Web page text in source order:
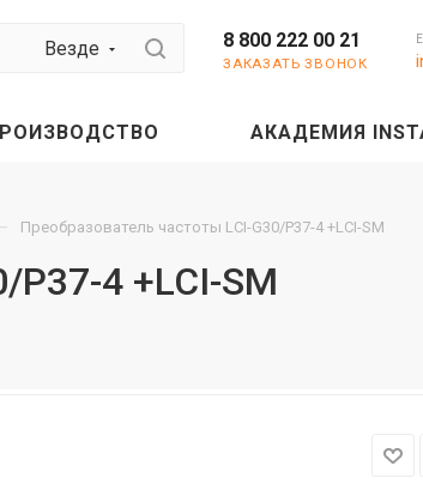
Везде 8 800 222 00 21
ЗАКАЗАТЬ ЗВОНОК
АКАДЕМИЯ
Преобразователь частоты LCI-G30/P37-4 +LCI-SM
P37-4 +LCI-SM